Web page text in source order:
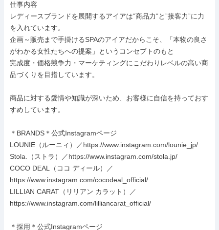
仕事内容
レディースブランドを展開するアイアは”商品力”と”接客力”に力
を入れています。
企画～販売まで手掛けるSPAのアイアだからこそ、「本物の良さ
がわかる女性たちへの提案」というコンセプトのもと
完成度・価格競争力・マーケティングにこだわりレベルの高い商
品づくりを目指しています。
商品に対する愛情や知識が深いため、お客様に自信を持っておす
すめしています。
＊BRANDS＊公式Instagramページ
LOUNIE（ルーニィ）／https://www.instagram.com/lounie_jp/
Stola.（ストラ）／https://www.instagram.com/stola.jp/
COCO DEAL（ココ ディール）／
https://www.instagram.com/cocodeal_official/
LILLIAN CARAT（リリアン カラット）／
https://www.instagram.com/lilliancarat_official/
＊採用＊公式Instagramページ